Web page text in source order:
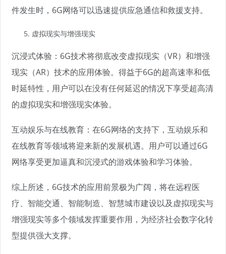
件发生时，6G网络可以迅速提供应急通信和救援支持。
虚拟现实与增强现实
沉浸式体验：6G技术将彻底改变虚拟现实（VR）和增强
现实（AR）技术的应用体验。得益于6G的超高速率和低
时延特性，用户可以在没有任何延迟的情况下享受超高清
的虚拟现实和增强现实体验。
互动娱乐与在线教育：在6G网络的支持下，互动娱乐和
在线教育等领域将迎来新的发展机遇。用户可以通过6G
网络享受更加逼真和沉浸式的游戏体验和学习体验。
综上所述，6G技术的应用前景极为广阔，将在远程医
疗、智能交通、智能制造、智慧城市建设以及虚拟现实与
增强现实等多个领域发挥重要作用，为经济社会数字化转
型提供强大支撑。